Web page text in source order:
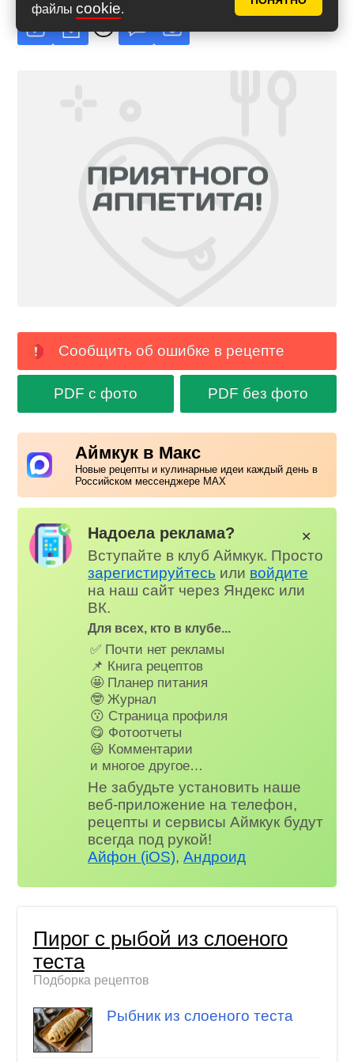
файлы cookie.
Сообщить об ошибке в рецепте
PDF с фото PDF без фото
Аймкук в Макс
Новые рецепты и кулинарные идеи каждый день в
Российском мессенджере MAX
Надоела реклама?
Вступайте в клуб Аймкук. Просто
зарегистируйтесь или войдите
на наш сайт через Яндекс или
ВК.
Для всех, кто в клубе...
✅ Почти нет рекламы
📌 Книга рецептов
🤩 Планер питания
🤓 Журнал
😗 Страница профиля
😋 Фотоотчеты
😃 Комментарии
и многое другое…
Не забудьте установить наше
веб-приложение на телефон,
рецепты и сервисы Аймкук будут
всегда под рукой!
Айфон (iOS),Андроид
✕
Пирог с рыбой из слоеного
теста
Подборка рецептов
Рыбник из слоеного теста